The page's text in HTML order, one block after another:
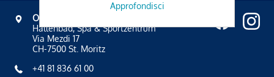
OVAVERVA
Hallenbad, Spa & Sportzentrum
Via Mezdi 17
CH-7500 St. Moritz
+41 81 836 61 00
Approfondisci